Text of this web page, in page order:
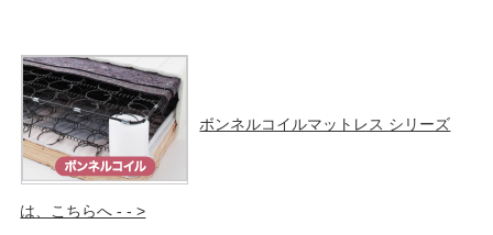
ボンネルコイルマットレス シリーズ
は、こちらへ - - >